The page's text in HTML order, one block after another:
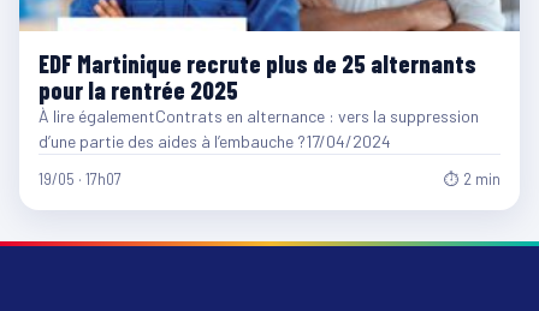
EDF Martinique recrute plus de 25 alternants
pour la rentrée 2025
À lire égalementContrats en alternance : vers la suppression
d’une partie des aides à l’embauche ?17/04/2024
19/05 · 17h07 ⏱ 2 min